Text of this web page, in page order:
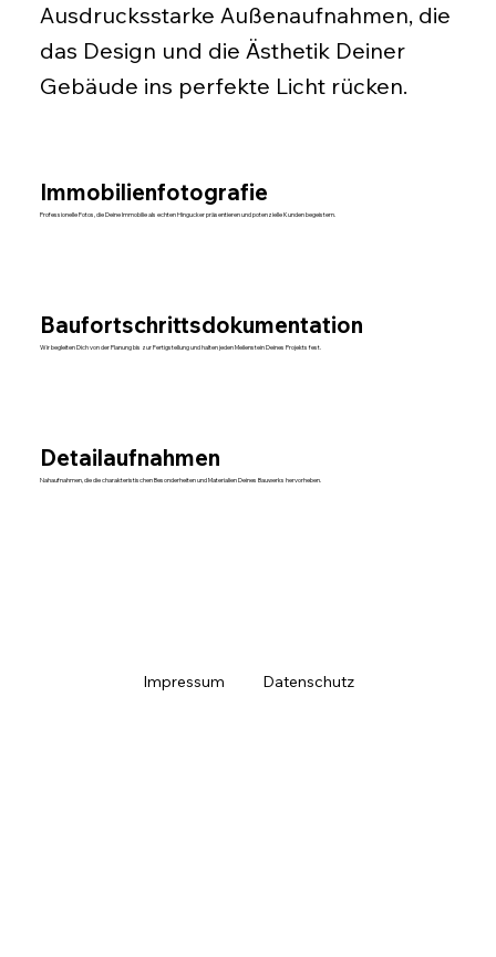
Ausdrucksstarke Außenaufnahmen, die
das Design und die Ästhetik Deiner
Gebäude ins perfekte Licht rücken.
Immobilienfotografie
Professionelle Fotos, die Deine Immobilie als echten Hingucker präsentieren und potenzielle Kunden begeistern.
Baufortschrittsdokumentation
Wir begleiten Dich von der Planung bis zur Fertigstellung und halten jeden Meilenstein Deines Projekts fest.
Detailaufnahmen
Nahaufnahmen, die die charakteristischen Besonderheiten und Materialien Deines Bauwerks hervorheben.
Impressum Datenschutz